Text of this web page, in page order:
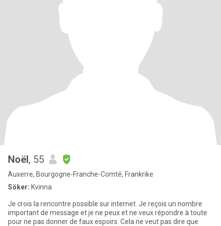
Noël, 55
Auxerre, Bourgogne-Franche-Comté, Frankrike
Söker: Kvinna
Je crois la rencontre possible sur internet. Je reçois un nombre
important de message et je ne peux et ne veux répondre à toute
pour ne pas donner de faux espoirs. Cela ne veut pas dire que